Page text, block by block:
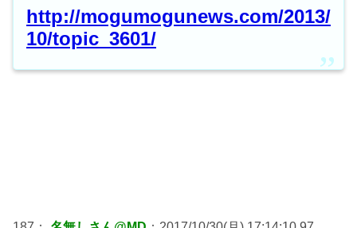
http://mogumogunews.com/2013/
10/topic_3601/